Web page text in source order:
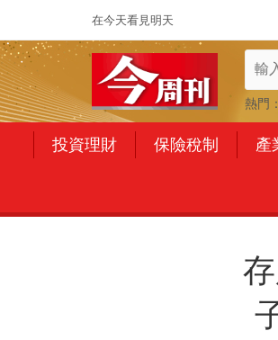
在今天看見明天
熱門：
投資理財 保險稅制 產